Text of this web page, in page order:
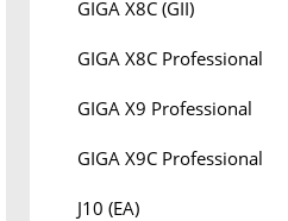
GIGA X8C (GII)
GIGA X8C Professional
GIGA X9 Professional
GIGA X9C Professional
J10 (EA)